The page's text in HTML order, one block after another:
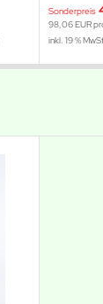
Sonderpreis
98,06 EUR
inkl. 19 %